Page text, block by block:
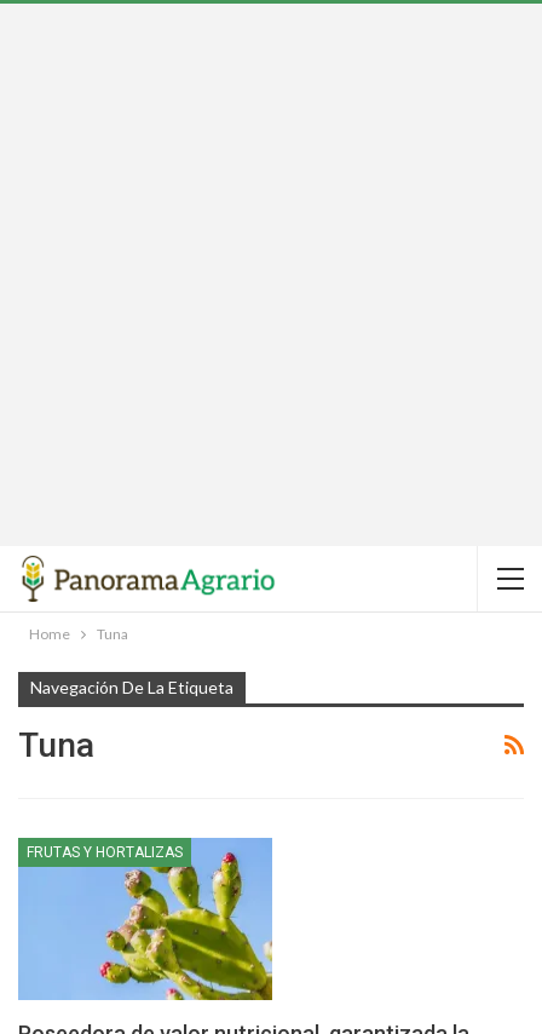
Home Tuna
Navegación De La Etiqueta
Tuna
FRUTAS Y HORTALIZAS